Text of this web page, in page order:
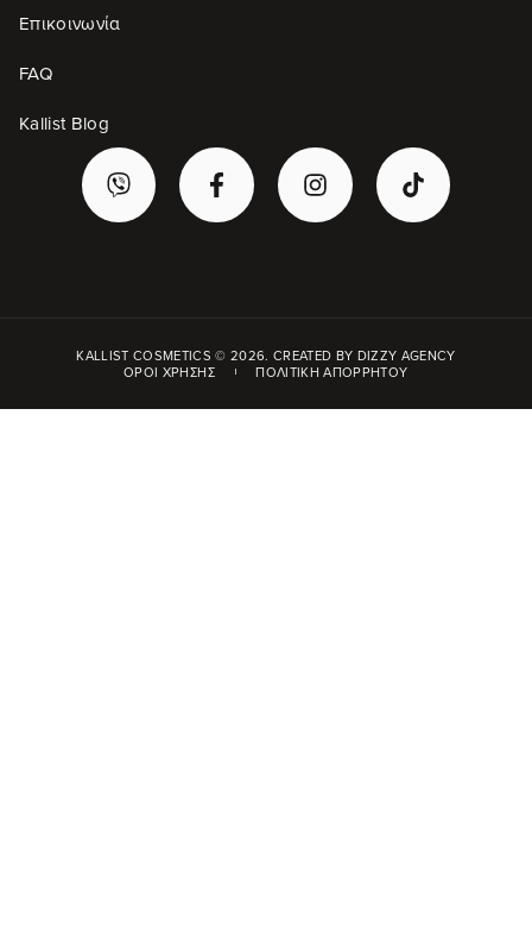
Επικοινωνία
FAQ
Kallist Blog
KALLIST COSMETICS © 2026. CREATED BY DIZZY AGENCY
ΌΡΟΙ ΧΡΉΣΗΣ
ΠΟΛΙΤΙΚΉ ΑΠΟΡΡΉΤΟΥ